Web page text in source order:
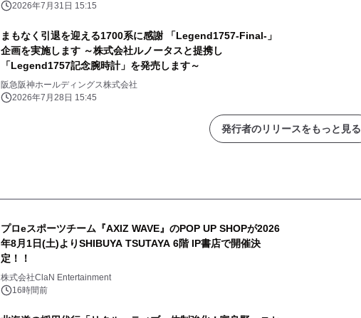
2026年7月31日 15:15
まもなく引退を迎える1700系に感謝 「Legend1757-Final-」
企画を実施します ～株式会社ルノータスと提携し
「Legend1757記念腕時計」を発売します～
阪急阪神ホールディングス株式会社
2026年7月28日 15:45
発行者のリリースをもっと見る
プロeスポーツチーム『AXIZ WAVE』のPOP UP SHOPが2026
年8月1日(土)よりSHIBUYA TSUTAYA 6階 IP書店で開催決
定！！
株式会社ClaN Entertainment
16時間前